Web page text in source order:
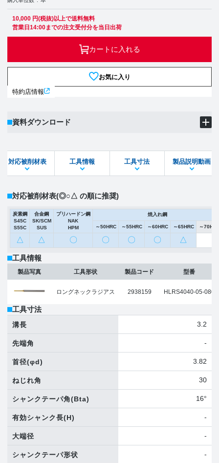
10,000 円(税抜)以上で送料無料
営業日14:00までの注文受付分を当日出荷
カートに入れる
お気に入り
特約店情報
資料ダウンロード
STEPファイル DXFファイル
対応被削材表 工具情報 工具寸法 製品説明動画
対応被削材表(◎○△ の順に推奨)
炭素鋼
S45C
S55C
合金鋼
SK/SCM
SUS
プリハードン鋼
NAK
HPM
焼入れ鋼
～50HRC ～55HRC ～60HRC ～65HRC ～
△ △ 〇 〇 〇 〇 △
工具情報
製品写真 工具形状
ロングネックラジアス
製品コード
2938159
型番
HLRS4040-05-080
工具寸法
溝長 3.2
先端角 -
首径(φd) 3.82
ねじれ角 30
シャンクテーパ角(Bta) 16°
有効シャンク長(H) -
大端径 -
シャンクテーパ形状 -